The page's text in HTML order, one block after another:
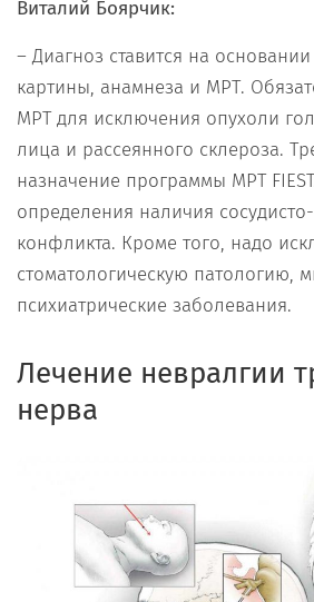
Виталий Боярчик:
– Диагноз ставится на
картины, анамнеза и МРТ.
МРТ для исключения опухоли
лица и рассеянного склероза.
назначение программы МРТ
определения наличия
конфликта. Кроме того, надо
стоматологическую патологию,
психиатрические заболевания.
Лечение невралгии
нерва